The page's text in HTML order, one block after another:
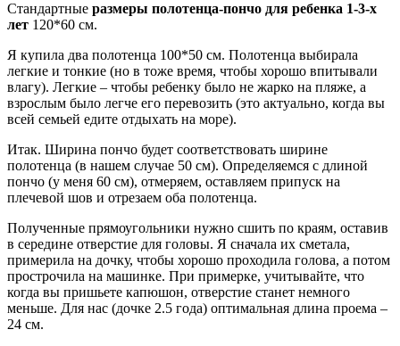
Стандартные размеры полотенца-пончо для ребенка 1-3-х
лет 120*60 см.
Я купила два полотенца 100*50 см. Полотенца выбирала
легкие и тонкие (но в тоже время, чтобы хорошо впитывали
влагу). Легкие – чтобы ребенку было не жарко на пляже, а
взрослым было легче его перевозить (это актуально, когда вы
всей семьей едите отдыхать на море).
Итак. Ширина пончо будет соответствовать ширине
полотенца (в нашем случае 50 см). Определяемся с длиной
пончо (у меня 60 см), отмеряем, оставляем припуск на
плечевой шов и отрезаем оба полотенца.
Полученные прямоугольники нужно сшить по краям, оставив
в середине отверстие для головы. Я сначала их сметала,
примерила на дочку, чтобы хорошо проходила голова, а потом
прострочила на машинке. При примерке, учитывайте, что
когда вы пришьете капюшон, отверстие станет немного
меньше. Для нас (дочке 2.5 года) оптимальная длина проема –
24 см.